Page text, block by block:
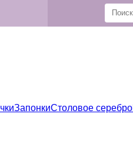
ЗапонкиСтоловое серебро